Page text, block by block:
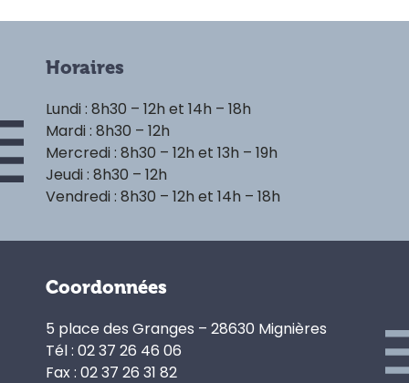
Horaires
Lundi : 8h30 – 12h et 14h – 18h
Mardi : 8h30 – 12h
Mercredi : 8h30 – 12h et 13h – 19h
Jeudi : 8h30 – 12h
Vendredi : 8h30 – 12h et 14h – 18h
Coordonnées
5 place des Granges – 28630 Mignières
Tél : 02 37 26 46 06
Fax : 02 37 26 31 82